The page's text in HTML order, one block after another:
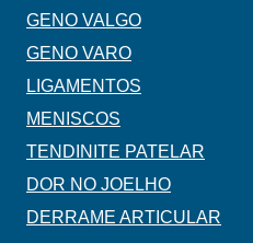
GENO VALGO
GENO VARO
LIGAMENTOS
MENISCOS
TENDINITE PATELAR
DOR NO JOELHO
DERRAME ARTICULAR